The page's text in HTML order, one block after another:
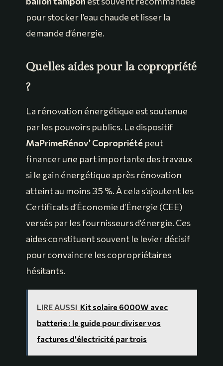
pour stocker l’eau chaude et lisser la
demande d’énergie.
Quelles aides pour la copropriété
?
La rénovation énergétique est soutenue
par les pouvoirs publics. Le dispositif
MaPrimeRénov’ Copropriété peut
financer une part importante des travaux
si le gain énergétique après rénovation
atteint au moins 35 %. À cela s’ajoutent les
Certificats d’Économie d’Énergie (CEE)
versés par les fournisseurs d’énergie. Ces
aides constituent souvent le levier décisif
pour convaincre les copropriétaires
hésitants.
LIRE AUSSI Kit solaire 6000W avec
batterie : le guide pour diviser vos
factures d'électricité par trois